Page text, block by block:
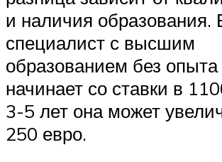
и наличия образования.
специалист с высшим
образованием без
начинает со ставки в
3-5 лет она может
250 евро.